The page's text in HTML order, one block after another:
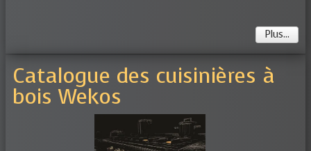
Plus...
Catalogue des cuisinières à
bois Wekos